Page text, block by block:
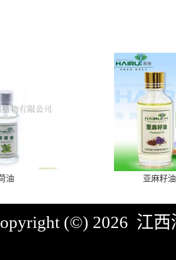
油 亚麻籽
(©) 2026 江西